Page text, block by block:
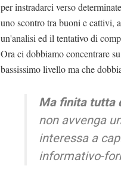
per instradarci verso
uno scontro tra buoni e cattivi,
un'analisi ed il tentativo di
Ora ci dobbiamo concentrare
bassissimo livello ma che
Ma finita tutta
non avvenga
interessa a
informativo-